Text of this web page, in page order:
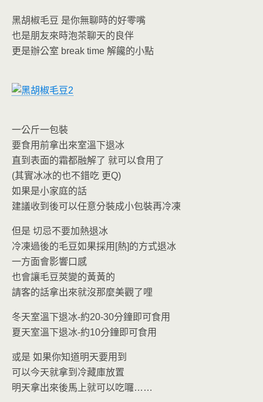
黑胡椒毛豆 是你無聊時的好零嘴
也是朋友來時泡茶聊天的良伴
更是辦公室 break time 解饞的小點
一公斤一包裝
要食用前拿出來室溫下退冰
直到表面的霜都融解了 就可以食用了
(其實冰冰的也不錯吃 更Q)
如果是小家庭的話
建議收到後可以任意分裝成小包裝再冷凍
但是 切忌不要加熱退冰
冷凍過後的毛豆如果採用[熱]的方式退冰
一方面會影響口感
也會讓毛豆莢變的黃黃的
請客的話拿出來就沒那麼美觀了哩
冬天室溫下退冰-約20-30分鐘即可食用
夏天室溫下退冰-約10分鐘即可食用
或是 如果你知道明天要用到
可以今天就拿到冷藏庫放置
明天拿出來後馬上就可以吃囉……